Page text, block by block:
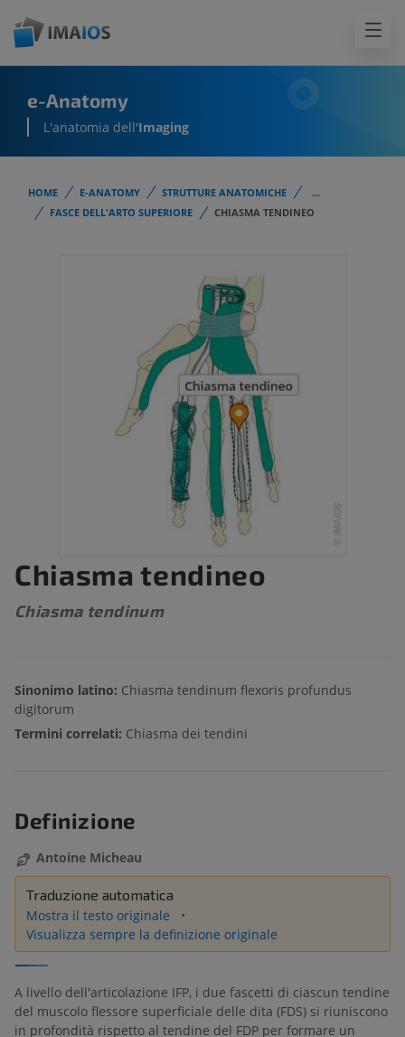
e-Anatomy
L'anatomia dell'Imaging
HOME E-ANATOMY STRUTTURE ANATOMICHE
...
FASCE DELL'ARTO SUPERIORE
CHIASMA TENDINEO
Chiasma tendineo
Chiasma tendinum
Sinonimo latino: Chiasma tendinum flexoris profundus
digitorum
Termini correlati: Chiasma dei tendini
Definizione
Antoine Micheau
Traduzione automatica
Mostra il testo originale
Visualizza sempre la definizione originale
A livello dell'articolazione IFP, i due fascetti di ciascun tendine
del muscolo flessore superficiale delle dita (FDS) si riuniscono
in profondità rispetto al tendine del FDP per formare un